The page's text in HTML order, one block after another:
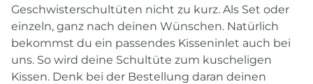
Geschwisterschultüten nicht zu kurz. Als Set oder
einzeln, ganz nach deinen Wünschen. Natürlich
bekommst du ein passendes Kisseninlet auch bei
uns. So wird deine Schultüte zum kuscheligen
Kissen. Denk bei der Bestellung daran deinen